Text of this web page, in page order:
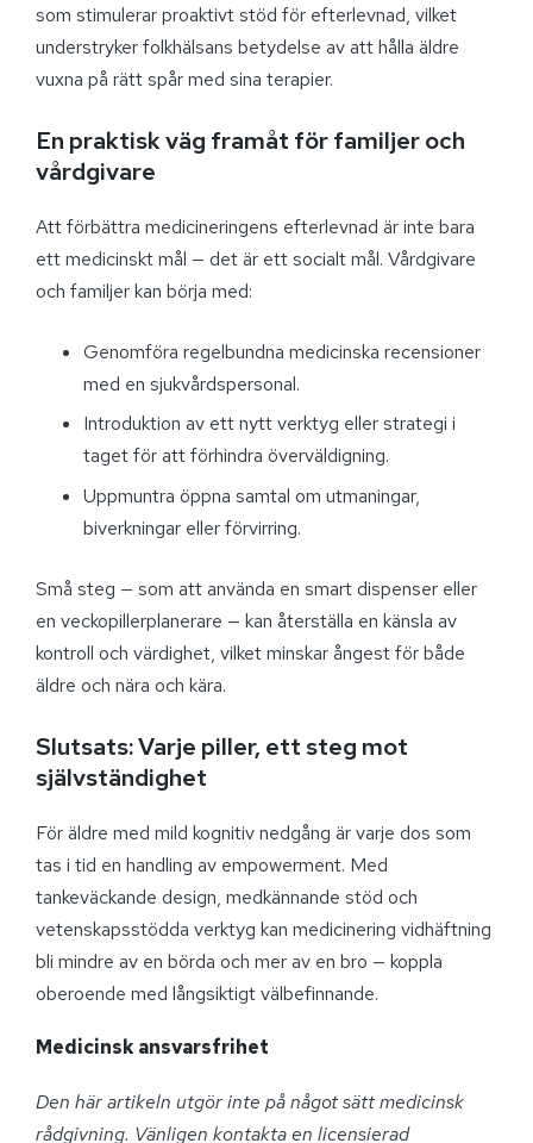
som stimulerar proaktivt stöd för efterlevnad, vilket
understryker folkhälsans betydelse av att hålla äldre
vuxna på rätt spår med sina terapier.
En praktisk väg framåt för familjer och
vårdgivare
Att förbättra medicineringens efterlevnad är inte bara
ett medicinskt mål — det är ett socialt mål. Vårdgivare
och familjer kan börja med:
Genomföra regelbundna medicinska recensioner
med en sjukvårdspersonal.
Introduktion av ett nytt verktyg eller strategi i
taget för att förhindra överväldigning.
Uppmuntra öppna samtal om utmaningar,
biverkningar eller förvirring.
Små steg — som att använda en smart dispenser eller
en veckopillerplanerare — kan återställa en känsla av
kontroll och värdighet, vilket minskar ångest för både
äldre och nära och kära.
Slutsats: Varje piller, ett steg mot
självständighet
För äldre med mild kognitiv nedgång är varje dos som
tas i tid en handling av empowerment. Med
tankeväckande design, medkännande stöd och
vetenskapsstödda verktyg kan medicinering vidhäftning
bli mindre av en börda och mer av en bro — koppla
oberoende med långsiktigt välbefinnande.
Medicinsk ansvarsfrihet
Den här artikeln utgör inte på något sätt medicinsk
rådgivning. Vänligen kontakta en licensierad